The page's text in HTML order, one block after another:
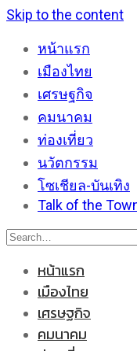
Skip to the content
หน้าแรก
เมืองไทย
เศรษฐกิจ
คมนาคม
ท่องเที่ยว
นวัตกรรม
โซเชียล-บันเทิง
Talk of the
หน้าแรก
เมืองไทย
เศรษฐกิจ
คมนาคม